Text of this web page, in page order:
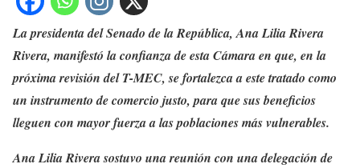
La presidenta del Senado de la República, Ana Lilia Rivera
Rivera, manifestó la confianza de esta Cámara en que, en la
próxima revisión del T-MEC, se fortalezca a este tratado como
un instrumento de comercio justo, para que sus beneficios
lleguen con mayor fuerza a las poblaciones más vulnerables.
Ana Lilia Rivera sostuvo una reunión con una delegación de